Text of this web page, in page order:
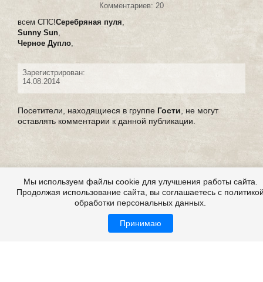
Комментариев: 20
всем СПС!Серебряная пуля
Sunny Sun
Черное Дупло
Зарегистрирован:
14.08.2014
Посетители, находящиеся в группе Гости , не могут
оставлять комментарии к данной публикации.
Мы используем файлы cookie для улучшения работы сайта.
Продолжая использование сайта, вы соглашаетесь с
обработки персональных данных.
Принимаю